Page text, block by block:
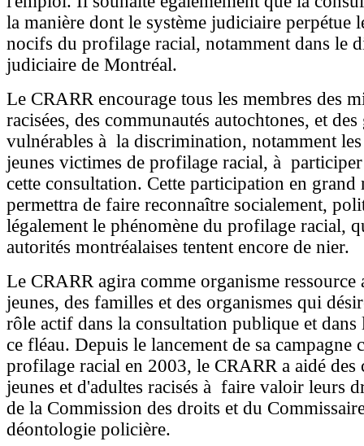
la manière dont le système judiciaire perpétue
nocifs du profilage racial, notamment dans le
judiciaire de Montréal.
Le CRARR encourage tous les membres des
racisées, des communautés autochtones, et
vulnérables à la discrimination, notamment les
jeunes victimes de profilage racial, à
cette consultation. Cette participation en grand
permettra de faire reconnaître socialement,
légalement le phénomène du profilage racial,
autorités montréalaises tentent encore de nier.
Le CRARR agira comme organisme ressource
jeunes, des familles et des organismes qui
rôle actif dans la consultation publique et dans
ce fléau. Depuis le lancement de sa campagne
profilage racial en 2003, le CRARR a aidé des
jeunes et d'adultes racisés à faire valoir leurs
de la Commission des droits et du
déontologie policière.